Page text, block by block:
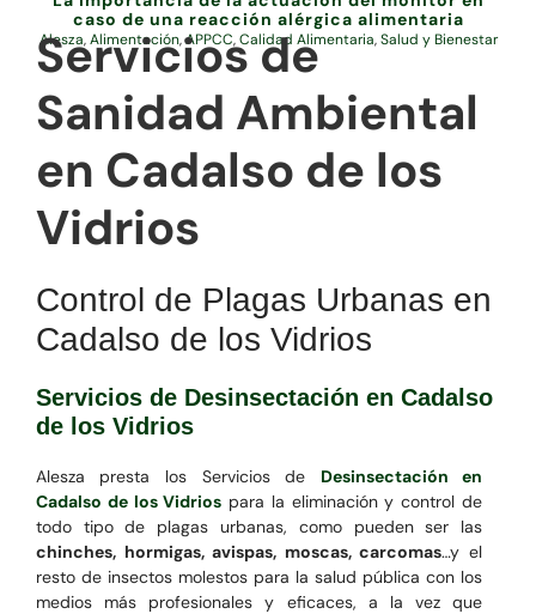
caso de una reacción alérgica alimentaria
Alesza,Alimentación,APPCC,Calidad Alimentaria,Salud y Bienestar
Servicios de
Sanidad Ambiental
en Cadalso de los
Vidrios
Control de Plagas Urbanas en
Cadalso de los Vidrios
Servicios de Desinsectación en Cadalso
de los Vidrios
Alesza presta los Servicios de Desinsectación en
Cadalso de los Vidrios para la eliminación y control de
todo tipo de plagas urbanas, como pueden ser las
chinches, hormigas, avispas, moscas, carcomas…y el
resto de insectos molestos para la salud pública con los
medios más profesionales y eficaces, a la vez que